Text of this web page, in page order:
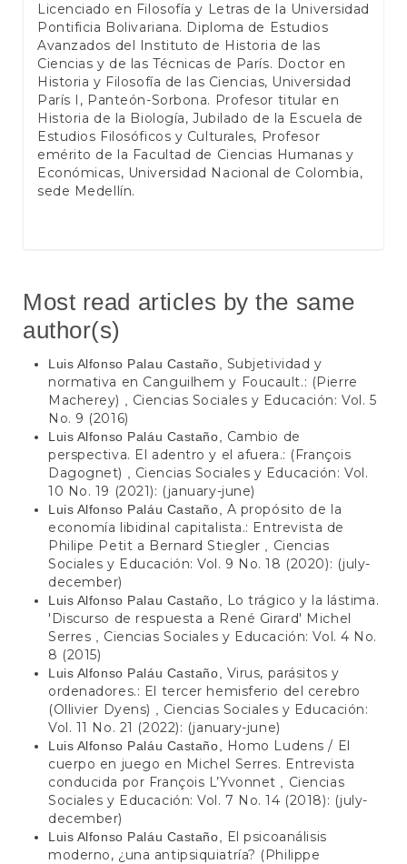
Licenciado en Filosofía y Letras de la Universidad
Pontificia Bolivariana. Diploma de Estudios
Avanzados del Instituto de Historia de las
Ciencias y de las Técnicas de París. Doctor en
Historia y Filosofía de las Ciencias, Universidad
París I, Panteón-Sorbona. Profesor titular en
Historia de la Biología, Jubilado de la Escuela de
Estudios Filosóficos y Culturales, Profesor
emérito de la Facultad de Ciencias Humanas y
Económicas, Universidad Nacional de Colombia,
sede Medellín.
Most read articles by the same
author(s)
Luis Alfonso Palau Castaño, Subjetividad y
normativa en Canguilhem y Foucault.: (Pierre
Macherey)
Ciencias Sociales y Educación: Vol. 5
No. 9 (2016)
Luis Alfonso Paláu Castaño, Cambio de
perspectiva. El adentro y el afuera.: (François
Dagognet)
Ciencias Sociales y Educación: Vol.
10 No. 19 (2021): (january-june)
Luis Alfonso Paláu Castaño, A propósito de la
economía libidinal capitalista.: Entrevista de
Philipe Petit a Bernard Stiegler
Ciencias
Sociales y Educación: Vol. 9 No. 18 (2020): (july-
december)
Luis Alfonso Palau Castaño,
Lo trágico y la lástima.
'Discurso de respuesta a René Girard' Michel
Serres
Ciencias Sociales y Educación: Vol. 4 No.
8 (2015)
Luis Alfonso Paláu Castaño, Virus, parásitos y
ordenadores.: El tercer hemisferio del cerebro
(Ollivier Dyens)
Ciencias Sociales y Educación:
Vol. 11 No. 21 (2022): (january-june)
Luis Alfonso Paláu Castaño,
Homo Ludens / El
cuerpo en juego en Michel Serres. Entrevista
conducida por François L’Yvonnet
Ciencias
Sociales y Educación: Vol. 7 No. 14 (2018): (july-
december)
Luis Alfonso Paláu Castaño,
El psicoanálisis
moderno, ¿una antipsiquiatría? (Philippe